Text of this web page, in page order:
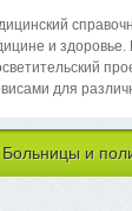
и
для
Больницы и